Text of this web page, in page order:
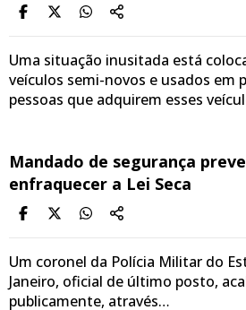
Uma situação inusitada está
veículos semi-novos e usados em
pessoas que adquirem esses
Mandado de segurança
enfraquecer a Lei Seca
Um coronel da Polícia Militar do
Janeiro, oficial de último posto,
publicamente, através…